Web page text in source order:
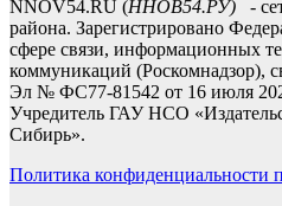
NNOV54.RU (ННОВ54.РУ) -
района. Зарегистрировано
сфере связи, информационных
коммуникаций (Роскомнадзор),
Эл № ФС77-81542 от 16 июля
Учредитель ГАУ НСО
Сибирь».
Политика конфиденциальности